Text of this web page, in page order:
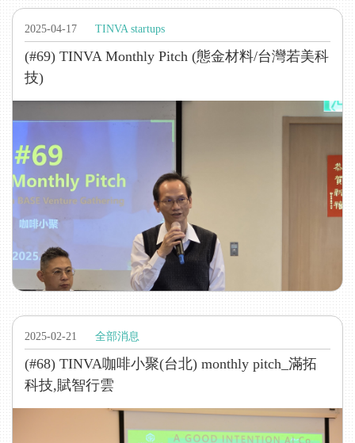
2025-04-17 TINVA startups
(#69) TINVA Monthly Pitch (態金材料/台灣若美科
技)
2025-02-21 全部消息
(#68) TINVA咖啡小聚(台北) monthly pitch_滿拓
科技,賦智行雲